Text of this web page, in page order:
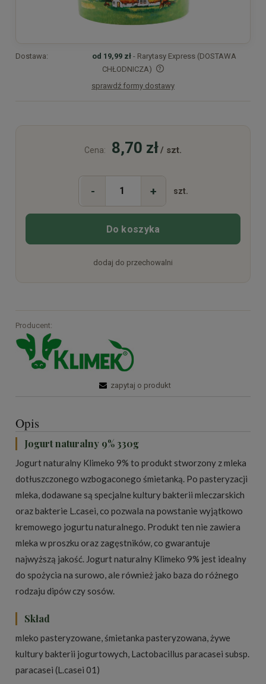
Dostawa: od 19,99 zł - Rarytasy Express (DOSTAWA
CHŁODNICZA)
Cena nie zawiera ewentualnych kosztów płatności
sprawdź formy dostawy
Cena: 8,70 zł/ szt.
- + szt.
Do koszyka
dodaj do przechowalni
Producent:
zapytaj o produkt
Opis
Jogurt naturalny 9% 330g
Jogurt naturalny Klimeko 9% to produkt stworzony z mleka
dotłuszczonego wzbogaconego śmietanką. Po pasteryzacji
mleka, dodawane są specjalne kultury bakterii mleczarskich
oraz bakterie L.casei, co pozwala na powstanie wyjątkowo
kremowego jogurtu naturalnego. Produkt ten nie zawiera
mleka w proszku oraz zagęstników, co gwarantuje
najwyższą jakość. Jogurt naturalny Klimeko 9% jest idealny
do spożycia na surowo, ale również jako baza do różnego
rodzaju dipów czy sosów.
Skład
mleko pasteryzowane, śmietanka pasteryzowana, żywe
kultury bakterii jogurtowych, Lactobacillus paracasei subsp.
paracasei (L.casei 01)